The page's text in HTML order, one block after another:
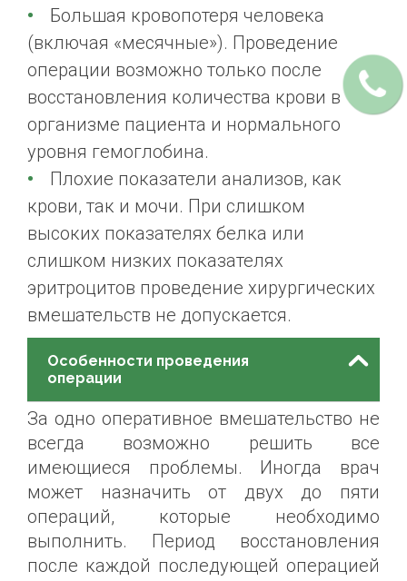
Большая кровопотеря человека
(включая «месячные»). Проведение
операции возможно только после
восстановления количества крови в
организме пациента и нормального
уровня гемоглобина.
Плохие показатели анализов, как
крови, так и мочи. При слишком
высоких показателях белка или
слишком низких показателях
эритроцитов проведение хирургических
вмешательств не допускается.
Особенности проведения
операции
За одно оперативное вмешательство не
всегда возможно решить все
имеющиеся проблемы. Иногда врач
может назначить от двух до пяти
операций, которые необходимо
выполнить. Период восстановления
после каждой последующей операцией